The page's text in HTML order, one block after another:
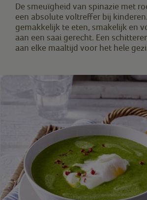
De smeuïgheid van spinazie met
een absolute voltreffer bij
gemakkelijk te eten, smakelijk en
aan een saai gerecht. Een
aan elke maaltijd voor het hele